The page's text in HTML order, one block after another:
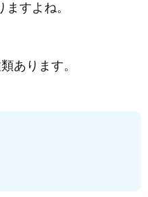
すよね。
あります。